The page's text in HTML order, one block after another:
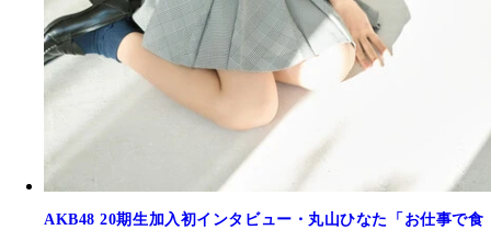
AKB48 20期生加入初インタビュー・丸山ひなた「お仕事で食